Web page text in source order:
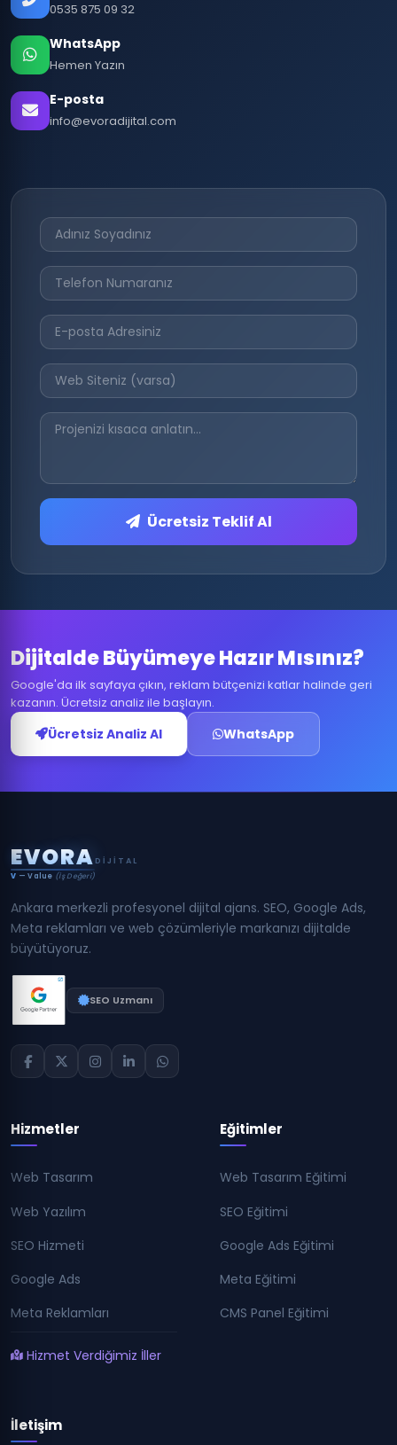
0535 875 09 32
WhatsApp
Hemen Yazın
E-posta
info@evoradijital.com
Ücretsiz Teklif Al
Dijitalde Büyümeye Hazır Mısınız?
Google'da ilk sayfaya çıkın, reklam bütçenizi katlar halinde geri
kazanın. Ücretsiz analiz ile başlayın.
Ücretsiz Analiz Al WhatsApp
EVORA DIJITAL
V — Value (İş Değeri)
Ankara merkezli profesyonel dijital ajans. SEO, Google Ads,
Meta reklamları ve web çözümleriyle markanızı dijitalde
büyütüyoruz.
SEO Uzmanı
Hizmetler
Web Tasarım
Web Yazılım
SEO Hizmeti
Google Ads
Meta Reklamları
Hizmet Verdiğimiz İller
Eğitimler
Web Tasarım Eğitimi
SEO Eğitimi
Google Ads Eğitimi
Meta Eğitimi
CMS Panel Eğitimi
İletişim